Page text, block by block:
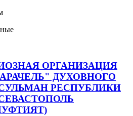
ОРГАНИЗАЦИЯ
ДУХОВНОГО
РЕСПУБЛИКИ